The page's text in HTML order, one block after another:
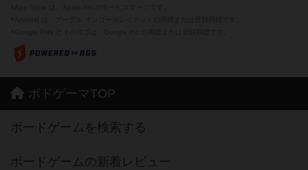
ボドゲーマTOP
ボードゲームを検索する
ボードゲームの新着レビュー